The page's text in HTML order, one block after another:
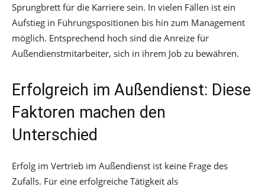
Sprungbrett für die Karriere sein. In vielen Fällen ist ein
Aufstieg in Führungspositionen bis hin zum Management
möglich. Entsprechend hoch sind die Anreize für
Außendienstmitarbeiter, sich in ihrem Job zu bewähren.
Erfolgreich im Außendienst: Diese
Faktoren machen den
Unterschied
Erfolg im Vertrieb im Außendienst ist keine Frage des
Zufalls. Für eine erfolgreiche Tätigkeit als